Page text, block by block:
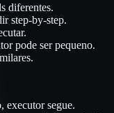
diferentes.
step-by-step.
pode ser pequeno.
executor segue.